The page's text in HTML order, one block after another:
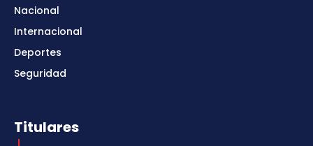
Nacional
Internacional
Deportes
Seguridad
Titulares